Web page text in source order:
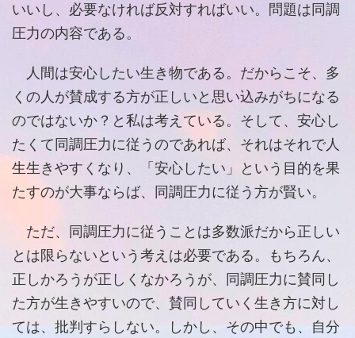
いいし、必要なければ反対すればいい。問題は同調
圧力の内容である。
人間は安心したい生き物である。だからこそ、多
くの人が賛成する方が正しいと思い込みがちになる
のではないか？と私は考えている。そして、安心し
たくて同調圧力に従うのであれば、それはそれで人
生生きやすくなり、「安心したい」という目的を果
たすのが大事ならば、同調圧力に従う方が賢い。
ただ、同調圧力に従うことは多数派だから正しい
とは限らないという考えは必要である。もちろん、
正しかろうが正しくなかろうが、同調圧力に賛同し
た方が生きやすいので、賛同していく生き方に対し
ては、批判すらしない。しかし、その中でも、自分